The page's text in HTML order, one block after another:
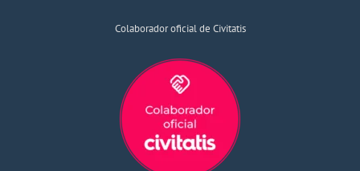
Colaborador oficial de Civitatis